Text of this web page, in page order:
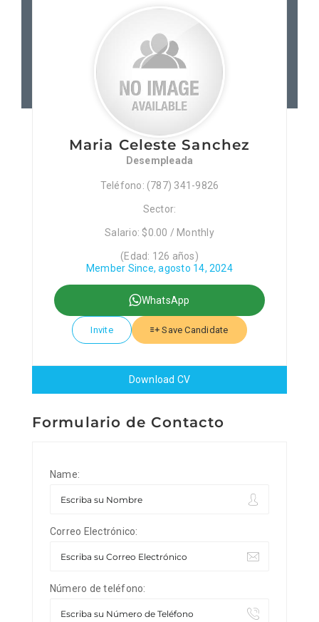
Junta Local Desarrollo
Adiestramientos
Eventos
Maria Celeste Sanchez
Desempleada
Teléfono: (787) 341-9826
Sector:
Salario: $0.00 / Monthly
(Edad: 126 años)
Member Since, agosto 14, 2024
WhatsApp
Invite Save Candidate
Download CV
Formulario de Contacto
Name:
Correo Electrónico:
Número de teléfono: